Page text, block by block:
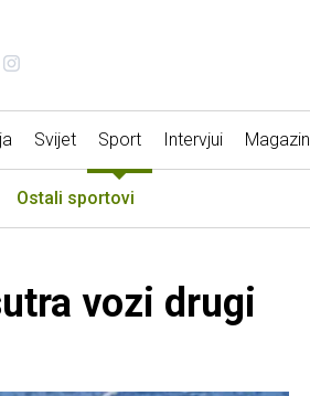
Svijet Sport Intervjui Magazin
Ostali sportovi
vozi drugi